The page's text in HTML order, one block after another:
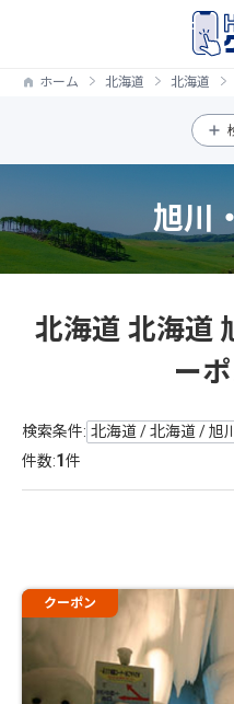
ホーム 北海道 北海道
旭川
北海道 北海道
ー
検索条件: 北海道 / 北海道 / 旭
件数:1件
クーポン